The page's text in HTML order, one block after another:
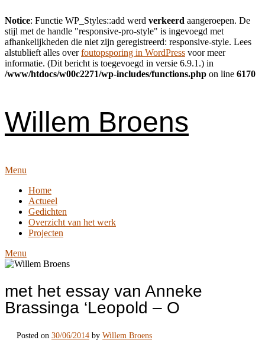
Notice: Functie WP_Styles::add werd verkeerd aangeroepen. De
stijl met de handle "responsive-pro-style" is ingevoegd met
afhankelijkheden die niet zijn geregistreerd: responsive-style. Lees
alstublieft alles overfoutopsporing in WordPress voor meer
informatie. (Dit bericht is toegevoegd in versie 6.9.1.) in
/www/htdocs/w00c2271/wp-includes/functions.php on line 6170
Willem Broens
Menu
Home
Actueel
Gedichten
Overzicht van het werk
Projecten
Menu
met het essay van Anneke
Brassinga ‘Leopold – O
Posted on 30/06/2014 by Willem Broens